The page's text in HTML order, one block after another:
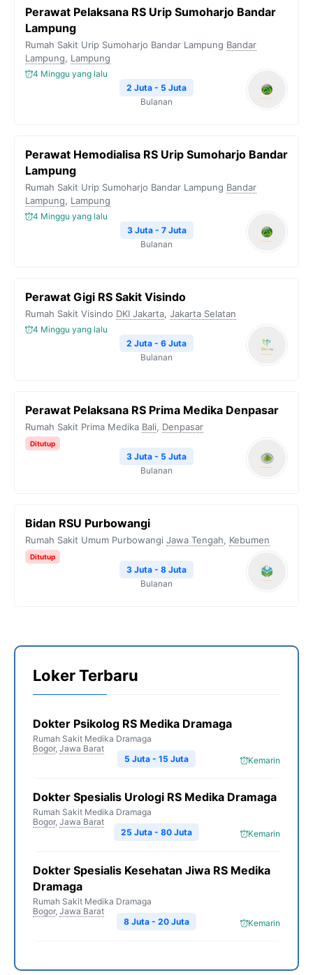
Perawat Pelaksana RS Urip Sumoharjo Bandar
Lampung
Rumah Sakit Urip Sumoharjo Bandar Lampung Bandar
Lampung, Lampung
4 Minggu yang lalu
2 Juta - 5 Juta
Bulanan
Perawat Hemodialisa RS Urip Sumoharjo Bandar
Lampung
Rumah Sakit Urip Sumoharjo Bandar Lampung Bandar
Lampung, Lampung
4 Minggu yang lalu
3 Juta - 7 Juta
Bulanan
Perawat Gigi RS Sakit Visindo
Rumah Sakit Visindo DKI Jakarta, Jakarta Selatan
4 Minggu yang lalu
2 Juta - 6 Juta
Bulanan
Perawat Pelaksana RS Prima Medika Denpasar
Rumah Sakit Prima Medika Bali, Denpasar
Ditutup
3 Juta - 5 Juta
Bulanan
Bidan RSU Purbowangi
Rumah Sakit Umum Purbowangi Jawa Tengah, Kebumen
Ditutup
3 Juta - 8 Juta
Bulanan
Loker Terbaru
Dokter Psikolog RS Medika Dramaga
Rumah Sakit Medika Dramaga
Bogor, Jawa Barat
Kemarin
5 Juta - 15 Juta
Dokter Spesialis Urologi RS Medika Dramaga
Rumah Sakit Medika Dramaga
Bogor, Jawa Barat
Kemarin
25 Juta - 80 Juta
Dokter Spesialis Kesehatan Jiwa RS Medika
Dramaga
Rumah Sakit Medika Dramaga
Bogor, Jawa Barat
Kemarin
8 Juta - 20 Juta